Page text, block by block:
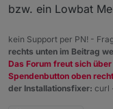
bzw. ein Lowbat
kein Support per PN! -
rechts unten im Beitrag
Das Forum freut sich
Spendenbutton oben
der Installationsfixer: curl